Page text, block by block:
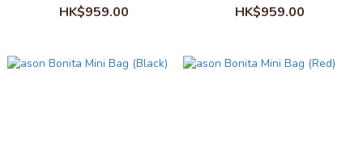
HK$959.00 HK$959.00